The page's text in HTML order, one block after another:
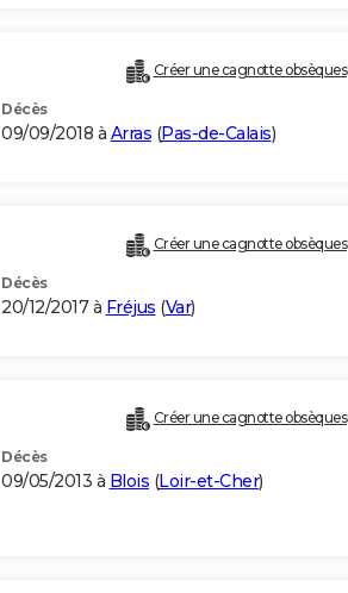
Créer une cagnotte obsèques
Décès
09/09/2018 à Arras (Pas-de-Calais)
Créer une cagnotte obsèques
Décès
20/12/2017 à Fréjus (Var)
Créer une cagnotte obsèques
Décès
09/05/2013 à Blois (Loir-et-Cher)